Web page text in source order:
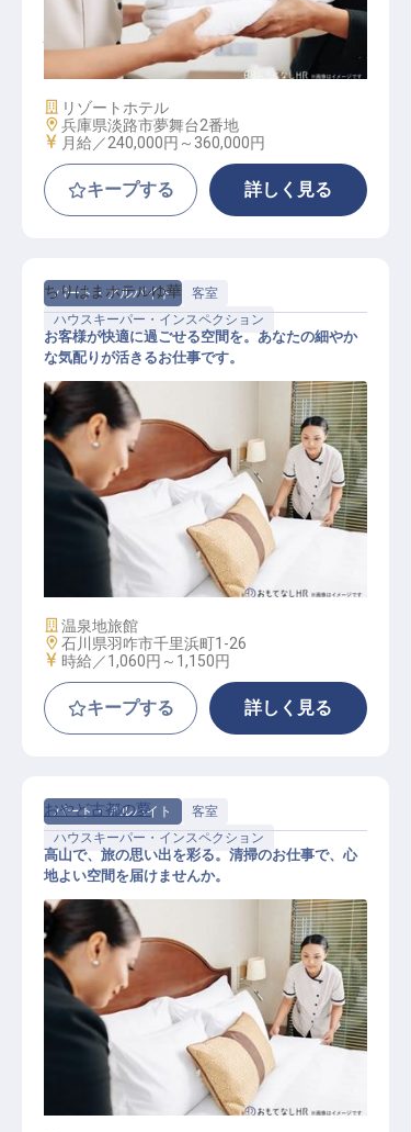
ハウスキーピング補佐
施設業態
リゾートホテル
勤務地
兵庫県淡路市夢舞台2番地
給与
月給／240,000円～ 360,000円
キープする 詳しく見る
パート・アルバイト
客室
ハウスキーパー・インスペクション
客室メンテナンス
ちりはまホテルゆ華
お客様が快適に過ごせる空間を。あなたの細やか
な気配りが活きるお仕事です。
施設業態
温泉地旅館
勤務地
石川県羽咋市千里浜町1-26
給与
時給／1,060円～ 1,150円
キープする 詳しく見る
パート・アルバイト
客室
ハウスキーパー・インスペクション
清掃員／掃除スタッフ【アルバイト
・パート】
おやど古都の夢
高山で、旅の思い出を彩る。清掃のお仕事で、心
地よい空間を届けませんか。